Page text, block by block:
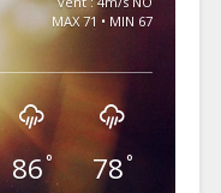
MAX 71 • MIN 67
86° 78°